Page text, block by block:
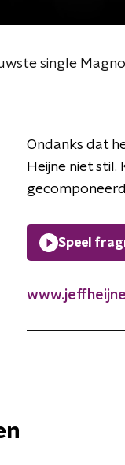
single
Ondanks dat
Heijne niet
Speel